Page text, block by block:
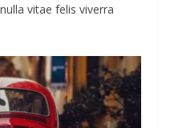
vitae felis viverra